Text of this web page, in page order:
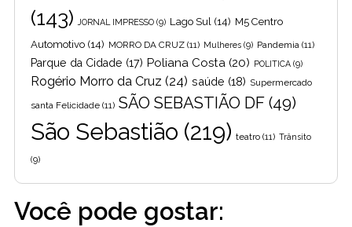
(143) JORNAL IMPRESSO (9) Lago Sul (14) M5 Centro
Automotivo (14) MORRO DA CRUZ (11) Mulheres (9) Pandemia (11)
Parque da Cidade (17) Poliana Costa (20) POLITICA (9)
Rogério Morro da Cruz (24) saúde (18) Supermercado
santa Felicidade (11) SÃO SEBASTIÃO DF (49)
São Sebastião (219) teatro (11) Trânsito
(9)
Você pode gostar: